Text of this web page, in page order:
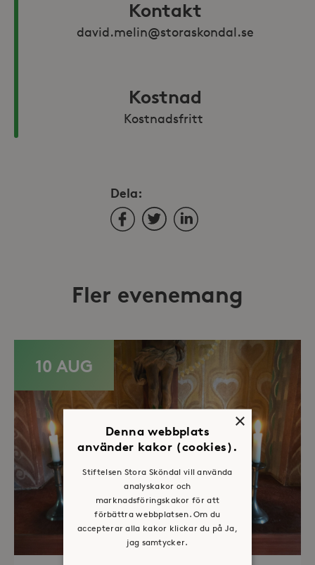
Kontakt
david.melin@storaskondal.se
Kostnad
Kostnadsfritt
Dela:
FacebookTwitterLinkedIn
Fler evenemang
10 AUG
×
Denna webbplats
använder kakor (cookies).
Stiftelsen Stora Sköndal vill använda
analyskakor och
marknadsföringskakor för att
förbättra webbplatsen. Om du
accepterar alla kakor klickar du på Ja,
jag samtycker.